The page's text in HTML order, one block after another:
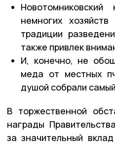
немногих
традиции
также привлек
И, конечно, не
меда от местных
душой собрали
В торжественной
награды
за значительный